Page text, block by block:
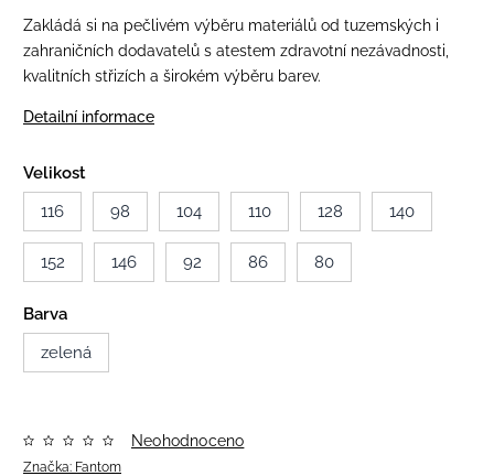
Zakládá si na pečlivém výběru materiálů od tuzemských i
zahraničních dodavatelů s atestem zdravotní nezávadnosti,
kvalitních střizích a širokém výběru barev.
Detailní informace
Velikost
116
98 104 110 128 140
152 146 92 86 80
Barva
zelená
Značka: Fantom
Neohodnoceno